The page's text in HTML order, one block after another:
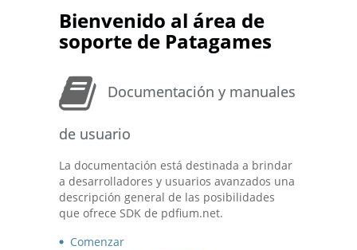
Bienvenido al área de
soporte de Patagames
Documentación y manuales
de usuario
La documentación está destinada a brindar
a desarrolladores y usuarios avanzados una
descripción general de las posibilidades
que ofrece SDK de pdfium.net.
Comenzar